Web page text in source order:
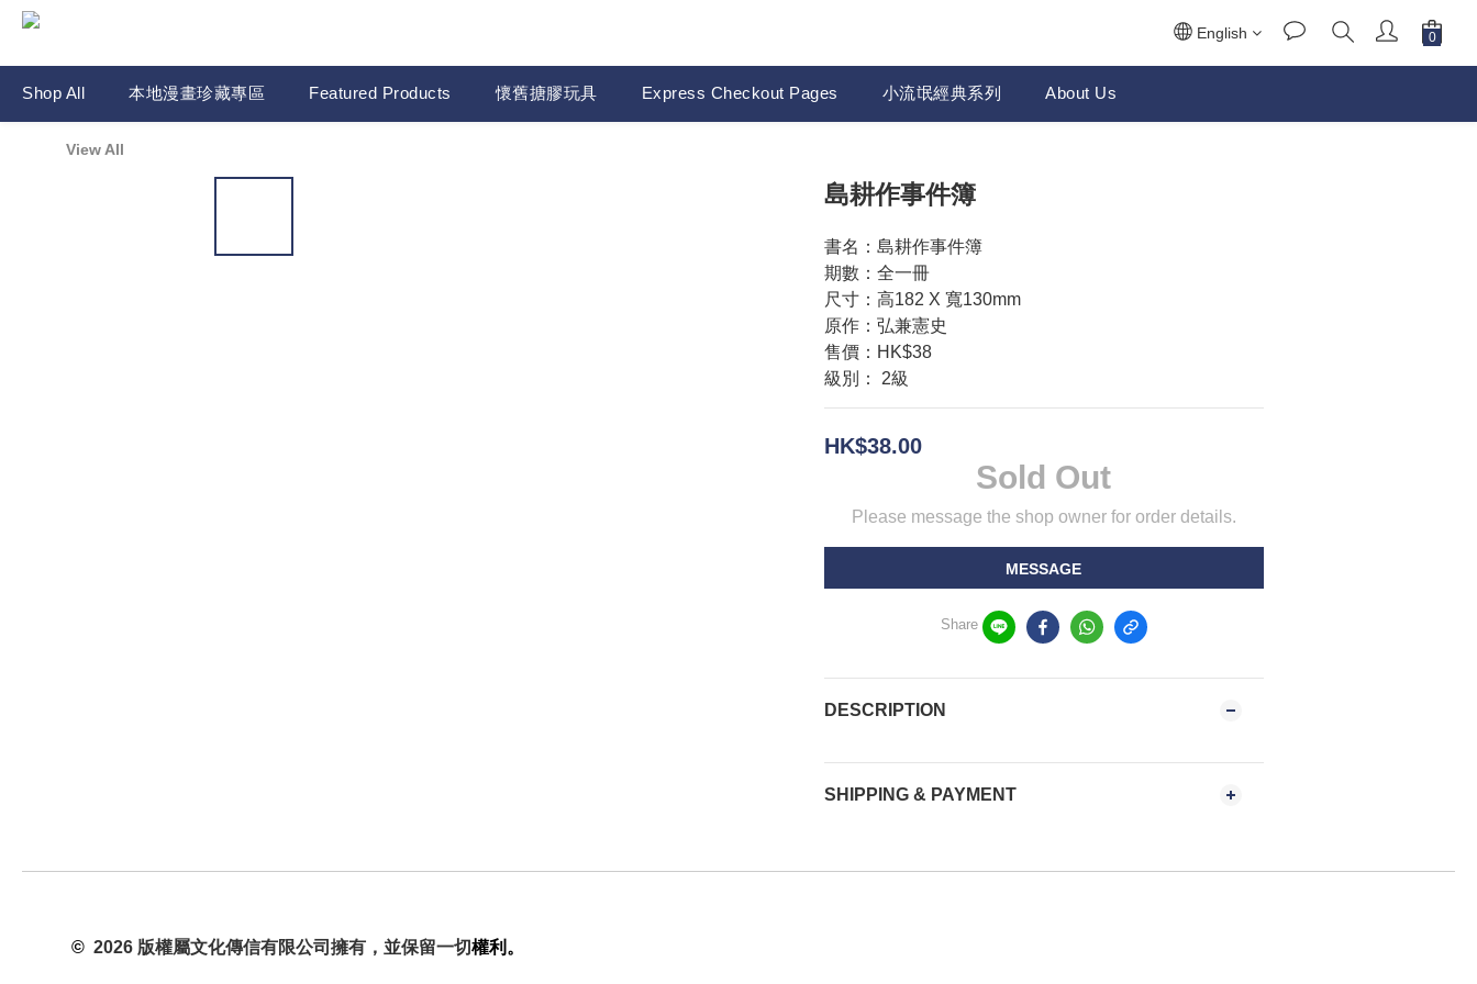
English
Shop All 本地漫畫珍藏專區 Featured Products 懷舊搪膠玩具 Express Checkout Pages 小流氓經典系列 About Us
View All
島耕作事件簿
書名：島耕作事件簿
期數：全一冊
尺寸：高182 X 寬130mm
原作：弘兼憲史
售價：HK$38
級別： 2級
HK$38.00
Sold Out
Please message the shop owner for order details.
MESSAGE
Share
DESCRIPTION
SHIPPING & PAYMENT
© 2026 版權屬文化傳信有限公司擁有，並保留一切權利。